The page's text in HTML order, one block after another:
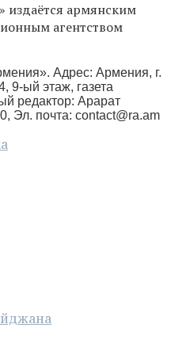
издаётся армянским
агентством
Адрес: Армения, г.
9-ый этаж, газета
редактор: Арарат
Эл. почта: contact@ra.am